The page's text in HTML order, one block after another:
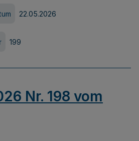
22.05.2026
199
Nr. 198 vom